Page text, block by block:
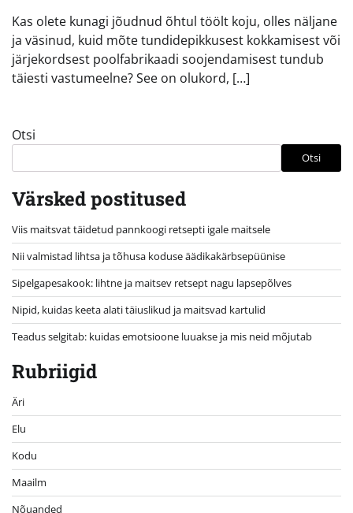
Kas olete kunagi jõudnud õhtul töölt koju, olles näljane
ja väsinud, kuid mõte tundidepikkusest kokkamisest või
järjekordsest poolfabrikaadi soojendamisest tundub
täiesti vastumeelne? See on olukord, […]
Otsi
Otsi
Värsked postitused
Viis maitsvat täidetud pannkoogi retsepti igale maitsele
Nii valmistad lihtsa ja tõhusa koduse äädikakärbsepüünise
Sipelgapesakook: lihtne ja maitsev retsept nagu lapsepõlves
Nipid, kuidas keeta alati täiuslikud ja maitsvad kartulid
Teadus selgitab: kuidas emotsioone luuakse ja mis neid mõjutab
Rubriigid
Äri
Elu
Kodu
Maailm
Nõuanded